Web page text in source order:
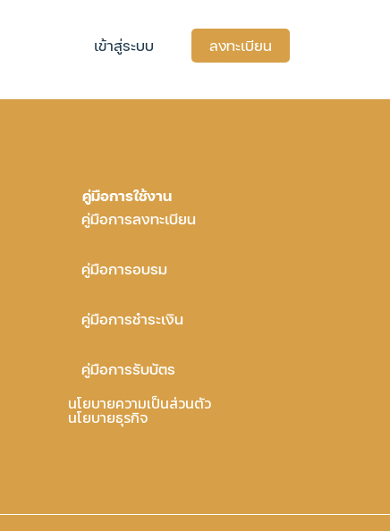
เข้าสู่ระบบ ลงทะเบียน
คู่มือการใช้งาน
คู่มือการลงทะเบียน
คู่มือการอบรม
คู่มือการชำระเงิน
คู่มือการรับบัตร
นโยบายความเป็นส่วนตัว
นโยบายธุรกิจ